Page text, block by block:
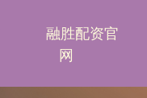
融胜配资官
网